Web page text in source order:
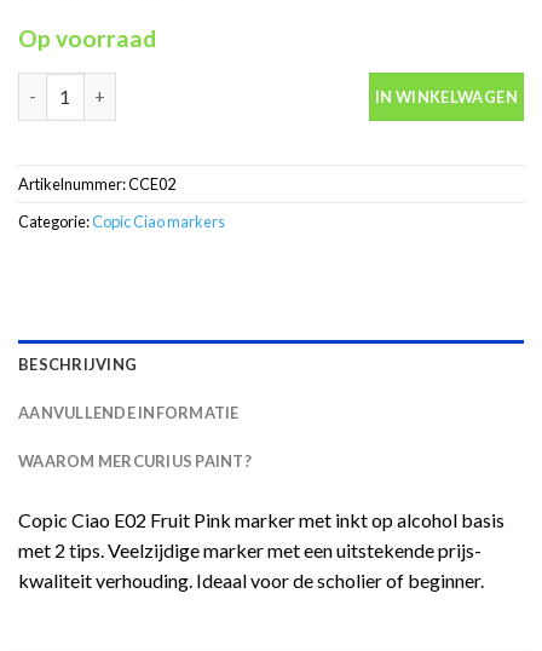
Op voorraad
IN WINKELWAGEN
Artikelnummer:CCE02
Categorie:Copic Ciao markers
BESCHRIJVING
AANVULLENDE INFORMATIE
WAAROM MERCURIUS PAINT?
Copic Ciao E02 Fruit Pink marker met inkt op alcohol basis
met 2 tips. Veelzijdige marker met een uitstekende prijs-
kwaliteit verhouding. Ideaal voor de scholier of beginner.